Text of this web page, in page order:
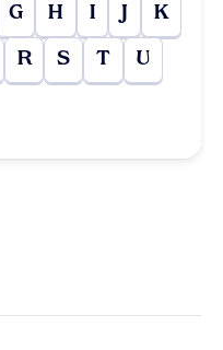
G H I J K
R S T U